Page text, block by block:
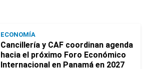
ECONOMÍA
Cancillería y CAF coordinan agenda
hacia el próximo Foro Económico
Internacional en Panamá en 2027